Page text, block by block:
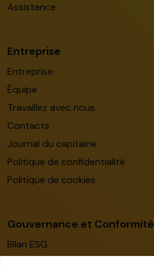
Assistance
Entreprise
Entreprise
Équipe
Travaillez avec nous
Contacts
Journal du capitaine
Politique de confidentialité
Politique de cookies
Gouvernance et Conformité
Bilan ESG